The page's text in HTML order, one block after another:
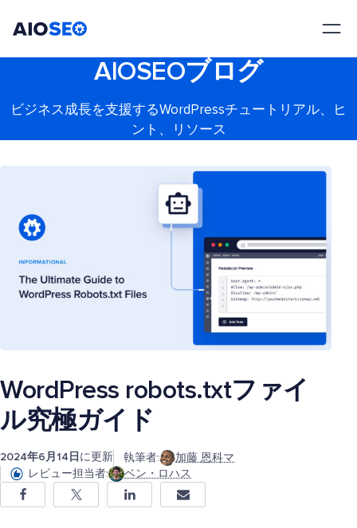
AIOSEOブログ
ビジネス成長を支援するWordPressチュートリアル、ヒ
ント、リソース
WordPress robots.txtファイ
ル究極ガイド
2024年6月14日 に更新 執筆者:
加藤 恩科マ
レビュー担当者:
ベン・ロハス